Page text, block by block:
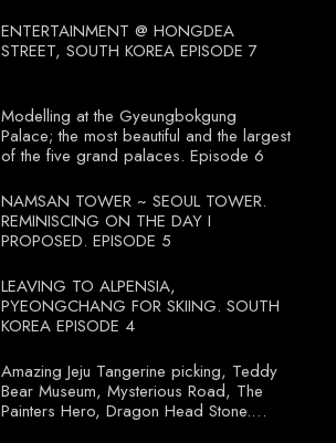
tourists to learn their local food. I
wonder what local food our Tourist
Ministry had our tourist to learn.
ENTERTAINMENT @ HONGDEA
STREET, SOUTH KOREA EPISODE 7
Modelling at the Gyeungbokgung
Palace; the most beautiful and the largest
of the five grand palaces. Episode 6
NAMSAN TOWER ~ SEOUL TOWER.
REMINISCING ON THE DAY I
PROPOSED. EPISODE 5
LEAVING TO ALPENSIA,
PYEONGCHANG FOR SKIING. SOUTH
KOREA EPISODE 4
Amazing Jeju Tangerine picking, Teddy
Bear Museum, Mysterious Road, The
Painters Hero, Dragon Head Stone.